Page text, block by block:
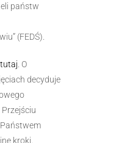
państw
(FEDŚ).
tutaj . O
decyduje
kroki.